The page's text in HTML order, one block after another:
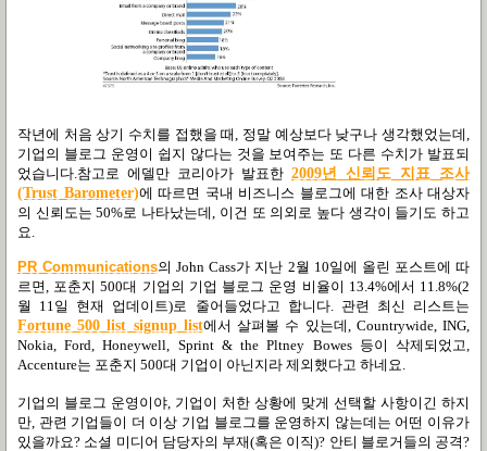
작년에 처음 상기 수치를 접했을 때 정말 예상보다 낮구나 생각했었는데
기업의 블로그 운영이 쉽지 않다는 것을 보여주는 또 다른 수치가 발표되
었습니다 참고로 에델만 코리아가 발표한 2009년 신뢰도 지표
조사
(Trust Barometer)에 따르면 국내 비즈니스 블로그에 대한 조사 대상자
의 신뢰도는 50%로 나타났는데, 이건 또 의외로 높다 생각이 들기도 하고
요
PR Communications의John Cass가 지난 2월 10일에 올린 포스트에 따
르면
포춘지 500대 기업의 기업 블로그 운영 비율이 13.4%에서 11.8%(2
월
11 일 현재 업데이트)로 줄어들었다고 합니다. 관련 최신 리스트는
Fortune 500 list signup list에서살펴볼 수 있는데
Countrywide, ING,
Nokia, Ford, Honeywell, Sprint & the Pltney Bowes 등이 삭제되었고
Accenture는 포춘지 500대 기업이 아닌지라 제외했다고 하네요
기업의 블로그 운영이야 기업이 처한 상황에 맞게 선택할 사항이긴 하지
만 관련 기업들이 더 이상 기업 블로그를 운영하지 않는데는 어떤 이유가
있을까요? 소셜 미디어 담당자의 부재(혹은 이직)? 안티 블로거들의 공격?